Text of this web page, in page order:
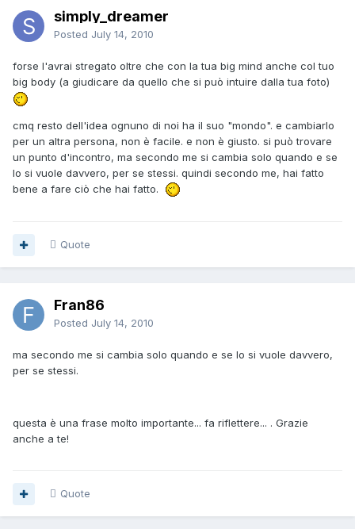
simply_dreamer
Posted July 14, 2010
forse l'avrai stregato oltre che con la tua big mind anche col tuo
big body (a giudicare da quello che si può intuire dalla tua foto)
cmq resto dell'idea ognuno di noi ha il suo "mondo". e cambiarlo
per un altra persona, non è facile. e non è giusto. si può trovare
un punto d'incontro, ma secondo me si cambia solo quando e se
lo si vuole davvero, per se stessi. quindi secondo me, hai fatto
bene a fare ciò che hai fatto.
Quote
Fran86
Posted July 14, 2010
ma secondo me si cambia solo quando e se lo si vuole davvero,
per se stessi.
questa è una frase molto importante... fa riflettere... . Grazie
anche a te!
Quote